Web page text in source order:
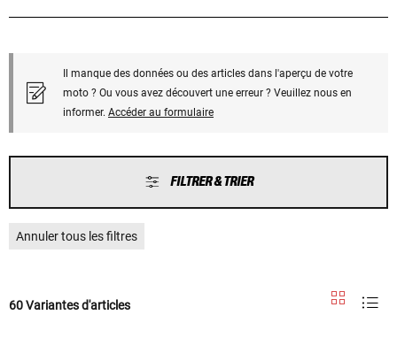
Il manque des données ou des articles dans l'aperçu de votre
moto ? Ou vous avez découvert une erreur ? Veuillez nous en
informer. Accéder au formulaire
FILTRER & TRIER
Annuler tous les filtres
60 Variantes d'articles